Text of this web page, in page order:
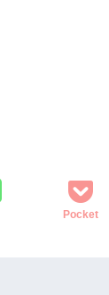
Pocket